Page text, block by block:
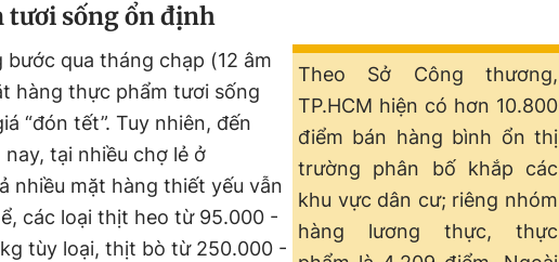
tươi sống ổn định
Theo Sở Công thương,
TP.HCM hiện có hơn 10.800
điểm bán hàng bình ổn thị
trường phân bố khắp các
khu vực dân cư; riêng nhóm
hàng lương thực, thực
qua tháng chạp (12 âm
hàng thực phẩm tươi sống
“đón tết”. Tuy nhiên, đến
tại nhiều chợ lẻ ở
nhiều mặt hàng thiết yếu vẫn
các loại thịt heo từ 95.000 -
tùy loại, thịt bò từ 250.000 -